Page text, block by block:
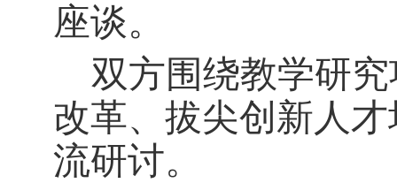
座谈。
双方围绕教学研
改革、拔尖创新人
流研讨。